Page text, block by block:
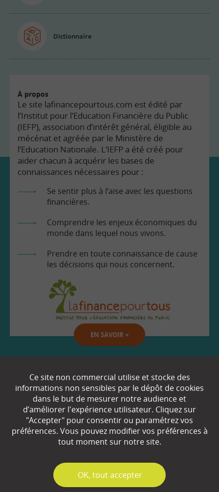
Dictionnaire
À propos
Le site lafinancepourtous.com est édité par
l’Institut pour l’Education Financière du Public
(IEFP), association d’intérêt général, éligible au
mécénat et agréée par le Ministère de
l’Education Nationale. L’IEFP a été créé pour
aider chacun à acquérir les bases de
connaissances nécessaires pour :
Se sentir plus à l’aise avec les questions
financières.
Comprendre les enjeux économiques du
monde dans lequel nous vivons.
Prendre en toute connaissance de cause
les décisions qui nous concernent.
EN SAVOIR +
Partenaires
Espace Presse
Plan du site
Mentions légales
Ce site non commercial utilise et stocke des
informations non sensibles par le dépôt de cookies
dans le but de mesurer notre audience et
d’améliorer l'expérience utilisateur. Cliquez sur
"Accepter" pour consentir ou paramétrez vos
préférences. Vous pouvez modifier vos préférences à
tout moment sur notre site.
✓
OK, tout accepter